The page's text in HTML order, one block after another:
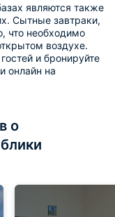
являются также
Сытные завтраки,
что необходимо
воздухе.
и бронируйте
онлайн на
о